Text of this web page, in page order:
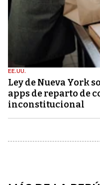
EE.UU.
Ley de Nueva York
apps de reparto de
inconstitucional